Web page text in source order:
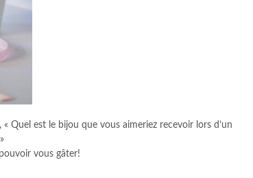
, « Quel est le bijou que vous aimeriez recevoir lors d’un
vous gâter!